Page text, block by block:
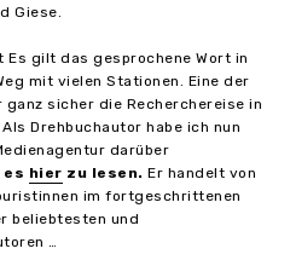
Giese.
Es gilt das gesprochene Wort in
mit vielen Stationen. Eine der
sicher die Recherchereise in
Drehbuchautor habe ich nun
darüber
es hier zu lesen. Er handelt von
im fortgeschrittenen
beliebtesten und
…